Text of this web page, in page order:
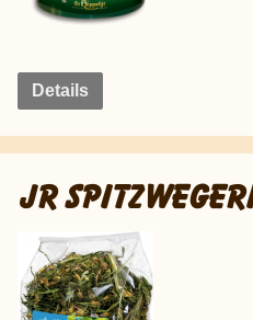
Details
JR